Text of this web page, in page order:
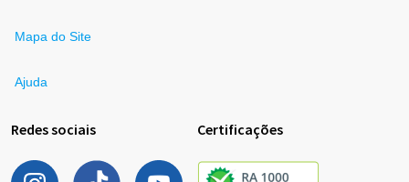
Mapa do Site
Ajuda
Redes sociais Certificações